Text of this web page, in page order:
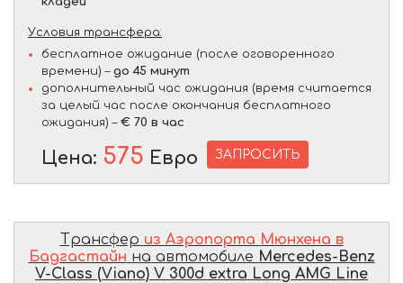
Условия трансфера:
бесплатное ожидание (после оговоренного
времени) – до 45 минут
дополнительный час ожидания (время считается
за целый час после окончания бесплатного
ожидания) – € 70 в час
Цена: 575 Евро ЗАПРОСИТЬ
Трансфер из Аэропорта Мюнхена в
Бадгастайн на автомобиле Mercedes-Benz
V-Class (Viano) V 300d extra Long AMG Line